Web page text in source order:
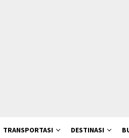
TRANSPORTASI DESTINASI